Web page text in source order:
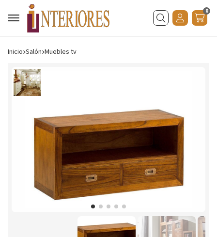
Buscar
0
Inicio salón muebles tv